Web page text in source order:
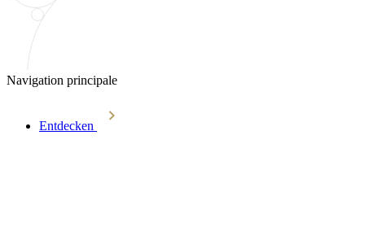
Navigation principale
Entdecken